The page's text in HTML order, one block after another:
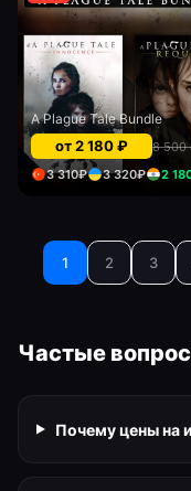
A Plague Tale Bundle
от2 180₽ 8 500
3 310₽ 3 320₽ 2
1 2 3
Частые
Почему цены на